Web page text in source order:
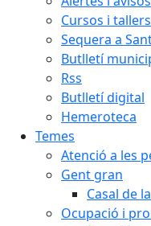
Cursos i
Sequera a
Butlletí
Rss
Butlletí digital
Hemeroteca
Temes
Atenció a les
Gent gran
Casal de
Ocupació i